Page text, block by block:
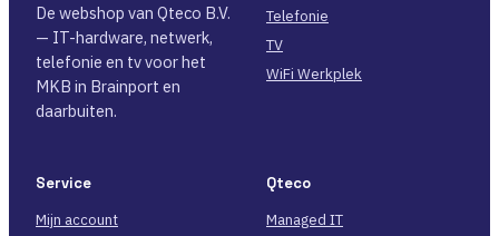
De webshop van Qteco B.V.
— IT-hardware, netwerk,
telefonie en tv voor het
MKB in Brainport en
daarbuiten.
Telefonie
TV
WiFi Werkplek
Service
Mijn account
Qteco
Managed IT